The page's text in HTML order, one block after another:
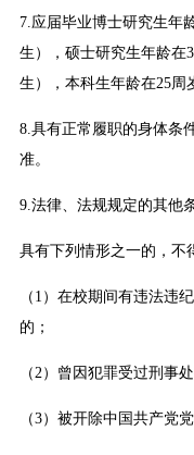
7.应届毕业博士研究生年
生），硕士研究生年龄在
生），本科生年龄在25周
8.具有正常履职的身体条
准。
9.法律、法规规定的其他
具有下列情形之一的，不
（1）在校期间有违法违
的；
（2）曾因犯罪受过刑事
（3）被开除中国共产党